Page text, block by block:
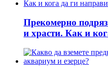
Прекомерно
и храсти. Как и